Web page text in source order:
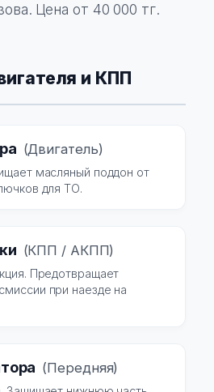
Цена от 40 000 тг.
и КПП
(Двигатель)
масляный поддон от
для ТО.
(КПП / АКПП)
Предотвращает
при наезде на
(Передняя)